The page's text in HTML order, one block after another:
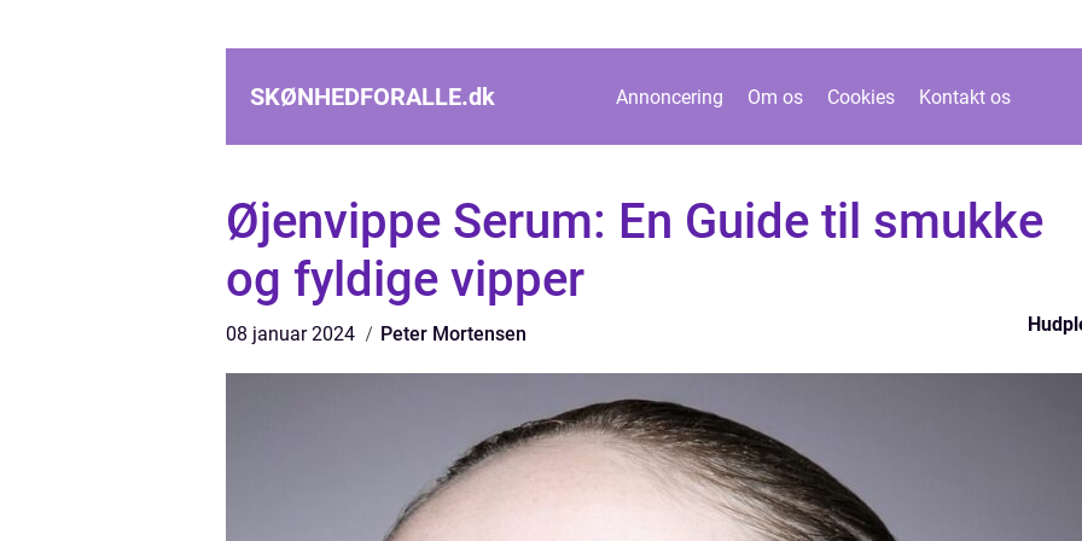
SKØNHEDFORALLE.dk Annoncering Om os Cookies Kontakt os
Øjenvippe Serum: En Guide til smukke
og fyldige vipper
08 januar 2024 Peter Mortensen